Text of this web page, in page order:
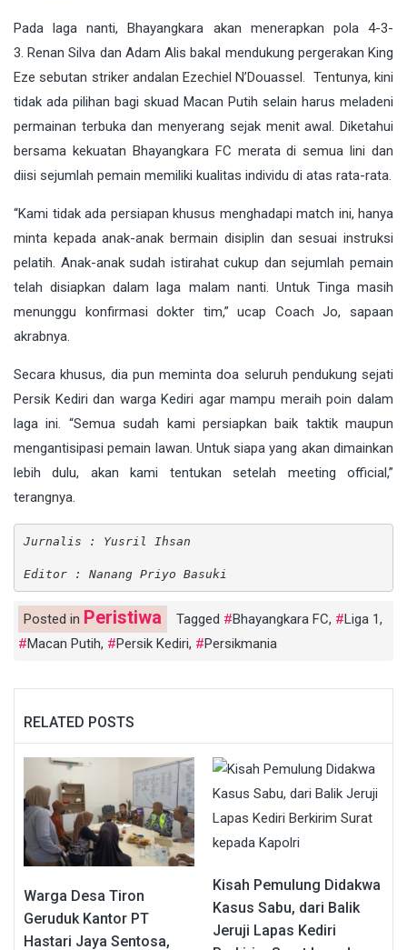
Pada laga nanti, Bhayangkara akan menerapkan pola 4-3-
3. Renan Silva dan Adam Alis bakal mendukung pergerakan King
Eze sebutan striker andalan Ezechiel N’Douassel. Tentunya, kini
tidak ada pilihan bagi skuad Macan Putih selain harus meladeni
permainan terbuka dan menyerang sejak menit awal. Diketahui
bersama kekuatan Bhayangkara FC merata di semua lini dan
diisi sejumlah pemain memiliki kualitas individu di atas rata-rata.
“Kami tidak ada persiapan khusus menghadapi match ini, hanya
minta kepada anak-anak bermain disiplin dan sesuai instruksi
pelatih. Anak-anak sudah istirahat cukup dan sejumlah pemain
telah disiapkan dalam laga malam nanti. Untuk Tinga masih
menunggu konfirmasi dokter tim,” ucap Coach Jo, sapaan
akrabnya.
Secara khusus, dia pun meminta doa seluruh pendukung sejati
Persik Kediri dan warga Kediri agar mampu meraih poin dalam
laga ini. “Semua sudah kami persiapkan baik taktik maupun
mengantisipasi pemain lawan. Untuk siapa yang akan dimainkan
lebih dulu, akan kami tentukan setelah meeting official,”
terangnya.
Jurnalis : Yusril Ihsan
Editor : Nanang Priyo Basuki
Posted in Peristiwa Tagged Bhayangkara FC, Liga 1,
Macan Putih, Persik Kediri, Persikmania
RELATED POSTS
Warga Desa Tiron
Geruduk Kantor PT
Hastari Jaya Sentosa,
Kisah Pemulung Didakwa
Kasus Sabu, dari Balik
Jeruji Lapas Kediri